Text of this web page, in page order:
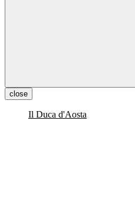
close
Il Duca d'Aosta